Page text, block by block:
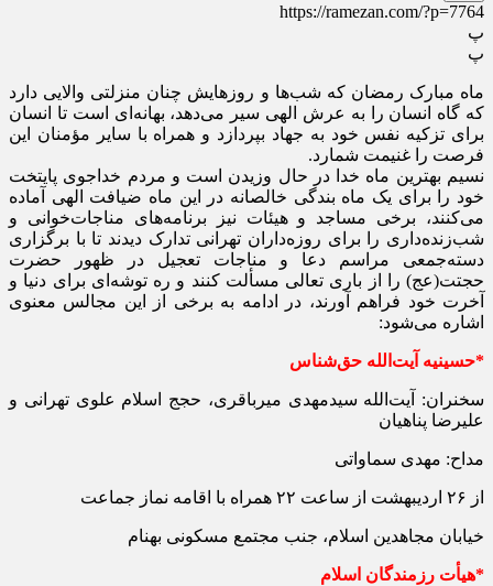
https://ramezan.com/?p=7764
پ
پ
ماه مبارک رمضان که شب‌ها و روزهایش چنان منزلتی والایی دارد
که گاه انسان را به عرش الهی سیر می‌دهد، بهانه‌ای است تا انسان
برای تزکیه نفس خود به جهاد بپردازد و همراه با سایر مؤمنان این
فرصت را غنیمت شمارد.
نسیم بهترین ماه خدا در حال وزیدن است و مردم خداجوی پایتخت
خود را برای یک ماه بندگی خالصانه در این ماه ضیافت الهی آماده
می‌کنند، برخی مساجد و هیئات نیز برنامه‌های مناجات‌خوانی و
شب‌زنده‌داری را برای روزه‌داران تهرانی تدارک دیدند تا با برگزاری
دسته‌جمعی مراسم دعا و مناجات تعجیل در ظهور حضرت
حجتت(عج) را از باری تعالی مسألت کنند و ره توشه‌ای برای دنیا و
آخرت خود فراهم آورند، در ادامه به برخی از این مجالس معنوی
اشاره می‌شود:
*حسینیه آیت‌الله حق‌شناس
سخنران: آیت‌الله سیدمهدی میرباقری، حجج اسلام علوی تهرانی و
علیرضا پناهیان
مداح: مهدی سماواتی
از ۲۶ اردیبهشت از ساعت ۲۲ همراه با اقامه نماز جماعت
خیابان مجاهدین اسلام، جنب مجتمع مسکونی بهنام
*هیأت رزمندگان اسلام